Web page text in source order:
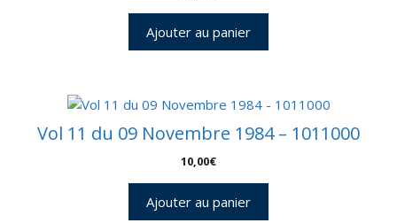
Ajouter au panier
Vol 11 du 09 Novembre 1984 – 1011000
10,00€
Ajouter au panier